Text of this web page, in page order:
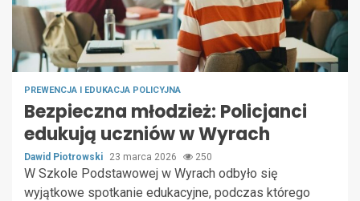
PREWENCJA I EDUKACJA POLICYJNA
Bezpieczna młodzież: Policjanci
edukują uczniów w Wyrach
Dawid Piotrowski 23 marca 2026 250
W Szkole Podstawowej w Wyrach odbyło się
wyjątkowe spotkanie edukacyjne, podczas którego